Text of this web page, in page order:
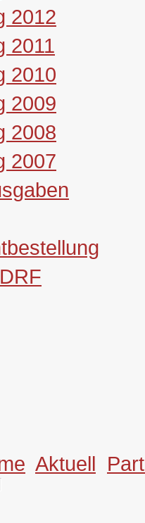
2012
2011
2010
2009
2008
2007
Aktuell